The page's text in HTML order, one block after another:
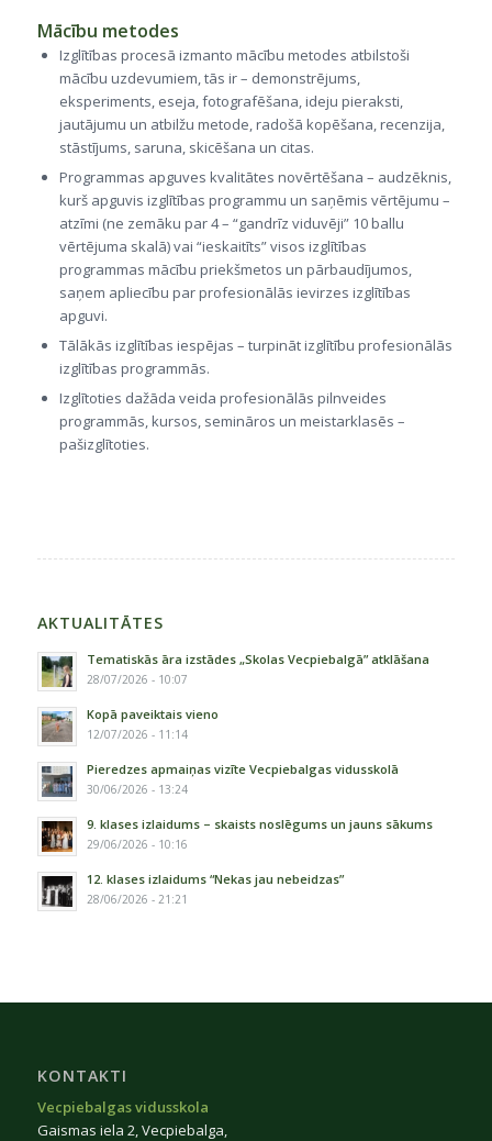
Mācību metodes
Izglītības procesā izmanto mācību metodes atbilstoši
mācību uzdevumiem, tās ir – demonstrējums,
eksperiments, eseja, fotografēšana, ideju pieraksti,
jautājumu un atbilžu metode, radošā kopēšana, recenzija,
stāstījums, saruna, skicēšana un citas.
Programmas apguves kvalitātes novērtēšana – audzēknis,
kurš apguvis izglītības programmu un saņēmis vērtējumu –
atzīmi (ne zemāku par 4 – “gandrīz viduvēji” 10 ballu
vērtējuma skalā) vai “ieskaitīts” visos izglītības
programmas mācību priekšmetos un pārbaudījumos,
saņem apliecību par profesionālās ievirzes izglītības
apguvi.
Tālākās izglītības iespējas – turpināt izglītību profesionālās
izglītības programmās.
Izglītoties dažāda veida profesionālās pilnveides
programmās, kursos, semināros un meistarklasēs –
pašizglītoties.
AKTUALITĀTES
Tematiskās āra izstādes „Skolas Vecpiebalgā” atklāšana
28/07/2026 - 10:07
Kopā paveiktais vieno
12/07/2026 - 11:14
Pieredzes apmaiņas vizīte Vecpiebalgas vidusskolā
30/06/2026 - 13:24
9. klases izlaidums – skaists noslēgums un jauns sākums
29/06/2026 - 10:16
12. klases izlaidums “Nekas jau nebeidzas”
28/06/2026 - 21:21
KONTAKTI
Vecpiebalgas vidusskola
Gaismas iela 2, Vecpiebalga,